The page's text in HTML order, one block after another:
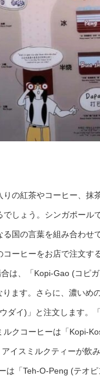
の紅茶やコーヒー、抹
しょう。シンガポール
国の言葉を組み合わせ
ーヒーをお店で注文す
は、「Kopi-Gao (コピ
ます。さらに、濃いめ
ダイ)」と注文します。
クコーヒーは「Kopi-
イスミルクティーが飲
「Teh-O-Peng (テオピ